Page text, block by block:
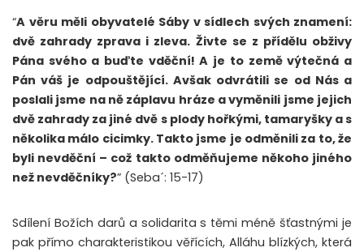
“A věru měli obyvatelé Sáby v sídlech svých znamení:
dvě zahrady zprava i zleva. Živte se z přídělu obživy
Pána svého a buďte vděční! A je to země výtečná a
Pán váš je odpouštějící. Avšak odvrátili se od Nás a
poslali jsme na ně záplavu hráze a vyměnili jsme jejich
dvě zahrady za jiné dvě s plody hořkými, tamaryšky a s
několika málo cicimky. Takto jsme je odměnili za to, že
byli nevděční – což takto odměňujeme někoho jiného
než nevděčníky?” (Seba´: 15-17)
Sdílení Božích darů a solidarita s těmi méně šťastnými je
pak přímo charakteristikou věřících, Alláhu blízkých, která